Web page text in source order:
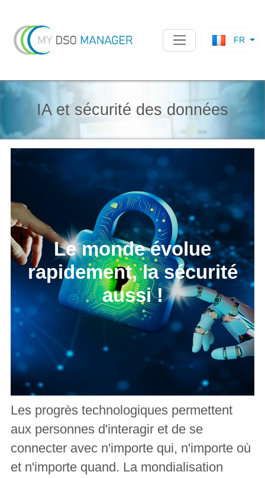
FR
IA et sécurité des données
Le monde évolue
rapidement, la sécurité
aussi !
Les progrès technologiques permettent
aux personnes d'interagir et de se
connecter avec n'importe qui, n'importe où
et n'importe quand. La mondialisation